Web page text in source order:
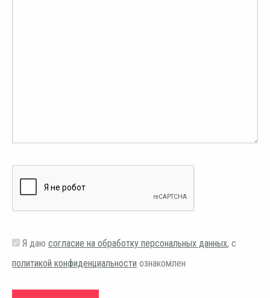
Я даю согласие на обработку персональных данных, с
политикой конфиденциальности ознакомлен